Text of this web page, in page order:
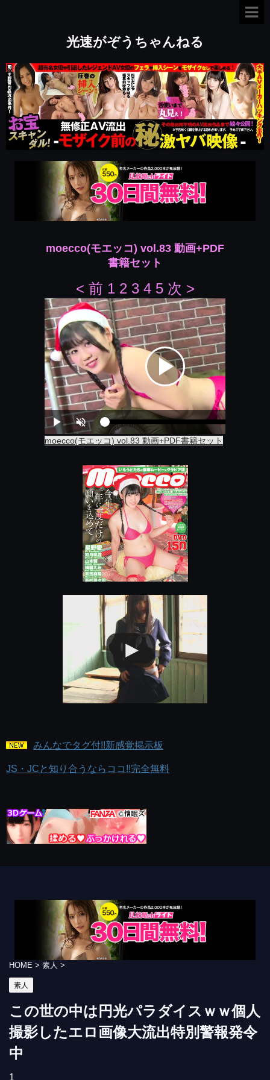
光速がぞうちゃんねる
みんなでタグ付!!新感覚掲示板
JS・JCと知り合うならココ!!完全無料
HOME > 素人 >
素人
この世の中は円光パラダイスｗｗ個人
撮影したエロ画像大流出特別警報発令
中
1